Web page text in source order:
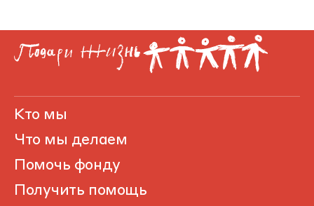
Кто мы
Что мы делаем
Помочь фонду
Получить помощь